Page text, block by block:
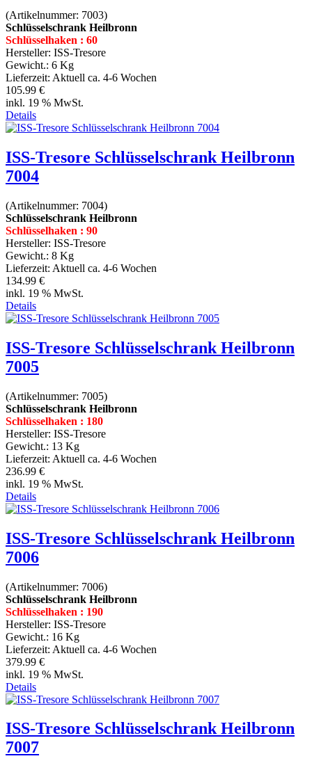
(Artikelnummer: 7003)
Schlüsselschrank Heilbronn
Schlüsselhaken : 60
Hersteller: ISS-Tresore
Gewicht.: 6 Kg
Lieferzeit: Aktuell ca. 4-6 Wochen
105.99 €
inkl. 19 % MwSt.
Details
ISS-Tresore Schlüsselschrank Heilbronn
7004
(Artikelnummer: 7004)
Schlüsselschrank Heilbronn
Schlüsselhaken : 90
Hersteller: ISS-Tresore
Gewicht.: 8 Kg
Lieferzeit: Aktuell ca. 4-6 Wochen
134.99 €
inkl. 19 % MwSt.
Details
ISS-Tresore Schlüsselschrank Heilbronn
7005
(Artikelnummer: 7005)
Schlüsselschrank Heilbronn
Schlüsselhaken : 180
Hersteller: ISS-Tresore
Gewicht.: 13 Kg
Lieferzeit: Aktuell ca. 4-6 Wochen
236.99 €
inkl. 19 % MwSt.
Details
ISS-Tresore Schlüsselschrank Heilbronn
7006
(Artikelnummer: 7006)
Schlüsselschrank Heilbronn
Schlüsselhaken : 190
Hersteller: ISS-Tresore
Gewicht.: 16 Kg
Lieferzeit: Aktuell ca. 4-6 Wochen
379.99 €
inkl. 19 % MwSt.
Details
ISS-Tresore Schlüsselschrank Heilbronn
7007